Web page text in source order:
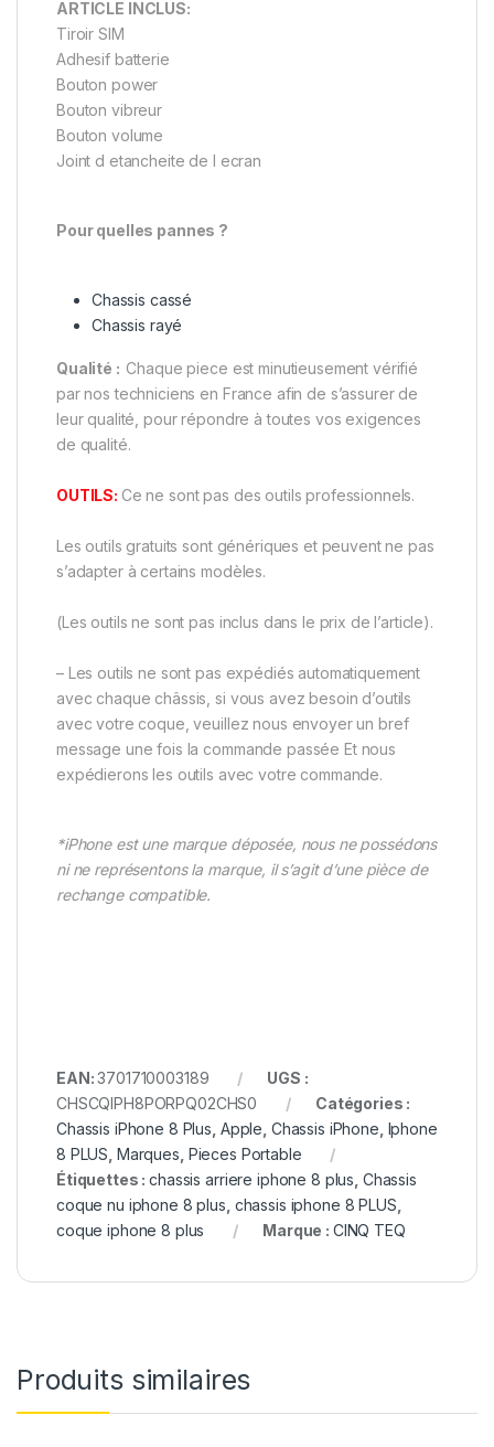
ARTICLE INCLUS:
Tiroir SIM
Adhesif batterie
Bouton power
Bouton vibreur
Bouton volume
Joint d etancheite de l ecran
Pour quelles pannes ?
Chassis cassé
Chassis rayé
Qualité : Chaque piece est minutieusement vérifié
par nos techniciens en France afin de s’assurer de
leur qualité, pour répondre à toutes vos exigences
de qualité.
OUTILS: Ce ne sont pas des outils professionnels.
Les outils gratuits sont génériques et peuvent ne pas
s’adapter à certains modèles.
(Les outils ne sont pas inclus dans le prix de l’article).
– Les outils ne sont pas expédiés automatiquement
avec chaque châssis, si vous avez besoin d’outils
avec votre coque, veuillez nous envoyer un bref
message une fois la commande passée Et nous
expédierons les outils avec votre commande.
*iPhone est une marque déposée, nous ne possédons
ni ne représentons la marque, il s’agit d’une pièce de
rechange compatible.
EAN:3701710003189
UGS :
CHSCQIPH8PORPQ02CHS0
Catégories :
Chassis iPhone 8 Plus Apple Chassis iPhone Iphone
8 PLUS Marques Pieces Portable
Étiquettes :chassis arriere iphone 8 plus Chassis
coque nu iphone 8 plus chassis iphone 8 PLUS
coque iphone 8 plus
Marque : CINQ TEQ
Produits similaires